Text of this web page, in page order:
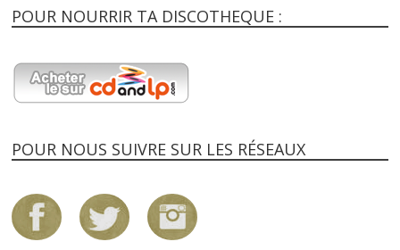
POUR NOURRIR TA DISCOTHEQUE :
POUR NOUS SUIVRE SUR LES RÉSEAUX